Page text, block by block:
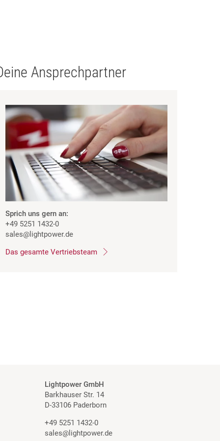
Ansprechpartner
Sprich uns gern an:
+49 5251 1432-0
sales@lightpower.de
Das gesamte Vertriebsteam
Lightpower GmbH
Barkhauser Str. 14
D-33106 Paderborn
+49 5251 1432-0
sales@lightpower.de